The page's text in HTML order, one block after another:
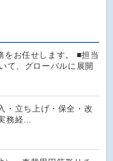
をお任せします。 ■担当
て、グローバルに展開
・立ち上げ・保全・改
務経…